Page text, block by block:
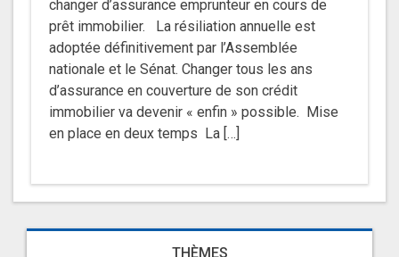
changer d’assurance emprunteur en cours de
prêt immobilier. La résiliation annuelle est
adoptée définitivement par l’Assemblée
nationale et le Sénat. Changer tous les ans
d’assurance en couverture de son crédit
immobilier va devenir « enfin » possible. Mise
en place en deux temps La […]
THÈMES